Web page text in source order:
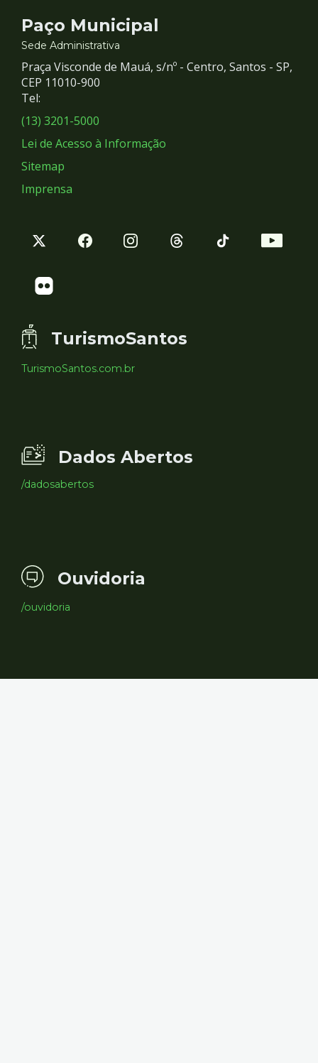
Contato
e
Redes
Sociais
Paço Municipal
Sede Administrativa
Praça Visconde de Mauá, s/nº - Centro, Santos - SP,
CEP 11010-900
Tel:
(13) 3201-5000
Lei de Acesso à Informação
Sitemap
Imprensa
TurismoSantos
TurismoSantos.com.br
Dados Abertos
/dadosabertos
Ouvidoria
/ouvidoria